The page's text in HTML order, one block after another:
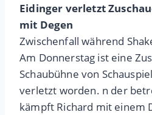
Eidinger verletzt
mit Degen
Zwischenfall während
Am Donnerstag ist eine
Schaubühne von
verletzt worden. n der
kämpft Richard mit einem